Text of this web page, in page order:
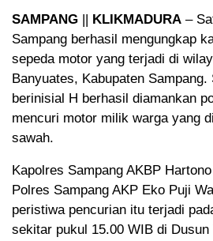
SAMPANG || KLIKMADURA –
Sampang berhasil mengungkap
sepeda motor yang terjadi di
Banyuates, Kabupaten Sampang.
berinisial H berhasil diamankan
mencuri motor milik warga yang
sawah.
Kapolres Sampang AKBP
Polres Sampang AKP Eko Puji
peristiwa pencurian itu terjadi
sekitar pukul 15.00 WIB di Dusun